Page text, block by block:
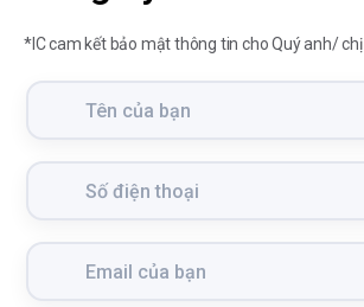
*IC cam kết bảo mật thông tin cho Quý anh/ chị